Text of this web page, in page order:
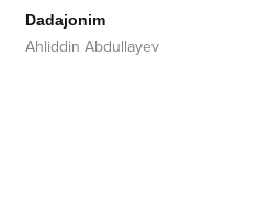
Dadajonim
Ahliddin Abdullayev